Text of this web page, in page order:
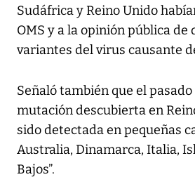
Sudáfrica y Reino Unido
OMS y a la opinión pública de
variantes del virus causante
Señaló también que el
mutación descubierta en
sido detectada en pequeñas
Australia, Dinamarca, Italia,
Bajos”.